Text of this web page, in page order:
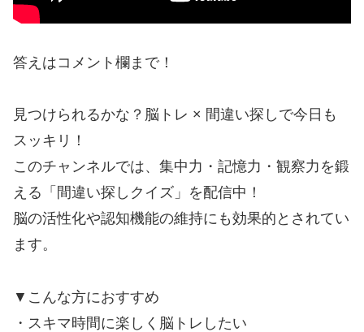
答えはコメント欄まで！
見つけられるかな？脳トレ × 間違い探しで今日も
スッキリ！
このチャンネルでは、集中力・記憶力・観察力を鍛
える「間違い探しクイズ」を配信中！
脳の活性化や認知機能の維持にも効果的とされてい
ます。
▼こんな方におすすめ
・スキマ時間に楽しく脳トレしたい